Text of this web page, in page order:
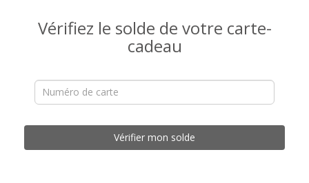
Vérifiez le solde de votre carte-
cadeau
Vérifier mon solde